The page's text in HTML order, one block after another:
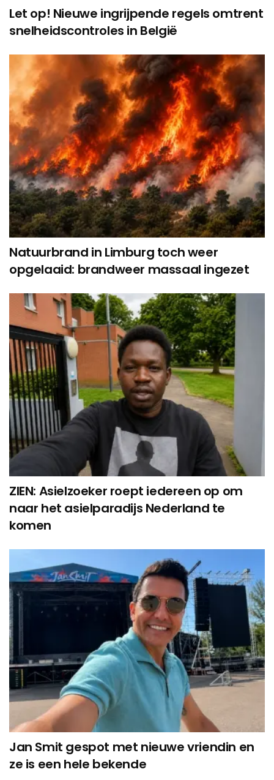
Let op! Nieuwe ingrijpende regels omtrent
snelheidscontroles in België
Natuurbrand in Limburg toch weer
opgelaaid: brandweer massaal ingezet
ZIEN: Asielzoeker roept iedereen op om
naar het asielparadijs Nederland te
komen
Jan Smit gespot met nieuwe vriendin en
ze is een hele bekende